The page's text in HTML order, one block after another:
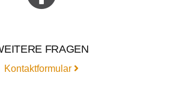
FRAGEN
Kontaktformular